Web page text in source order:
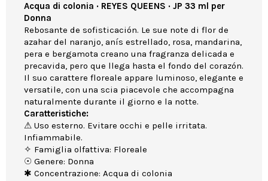
Acqua di colonia · REYES QUEENS · JP 33 ml per
Donna
Rebosante de sofisticación. Le sue note di flor de
azahar del naranjo, anís estrellado, rosa, mandarina,
pera e bergamota creano una fragranza delicada e
precavida, pero que llega hasta el fondo del corazón.
Il suo carattere floreale appare luminoso, elegante e
versatile, con una scia piacevole che accompagna
naturalmente durante il giorno e la notte.
Caratteristiche:
⚠ Uso esterno. Evitare occhi e pelle irritata.
Infiammabile.
✧ Famiglia olfattiva: Floreale
☉ Genere: Donna
✱ Concentrazione: Acqua di colonia